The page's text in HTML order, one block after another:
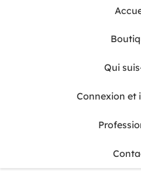
Qui
Connexion et
Clos de
2018